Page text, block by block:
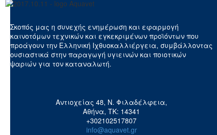
Σκοπός μας η συνεχής ενημέρωση και εφαρμογή
καινοτόμων τεχνικών και εγκεκριμένων προϊόντων που
προάγουν την Ελληνική Ιχθυοκαλλιέργεια, συμβάλλοντας
ουσιαστικά στην παραγωγή υγιεινών και ποιοτικών
ψαριών για τον καταναλωτή.
Αντιοχείας 48, Ν. Φιλαδέλφεια,
Αθήνα, ΤΚ: 14341
+302102517807
info@aquavet.gr